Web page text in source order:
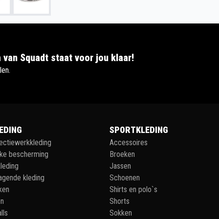
Squadt staat voor jou klaar!
bescherming
kleding
SPORTKLEDING
Accessoires
Broeken
Jassen
Schoenen
Shirts en polo`s
Shorts
Sokken